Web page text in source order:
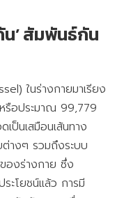
น’ สัมพันธ์กัน
ในร่างกายมาเรียง
รือประมาณ 99,779
เป็นเสมือนเส้นทาง
ต่างๆ รวมถึงระบบ
องร่างกาย ซึ่ง
ระโยชน์แล้ว การมี